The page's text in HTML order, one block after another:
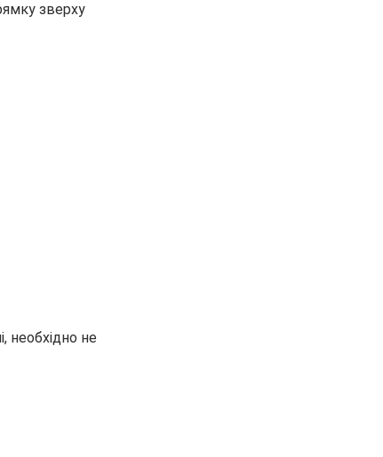
зверху
необхідно не